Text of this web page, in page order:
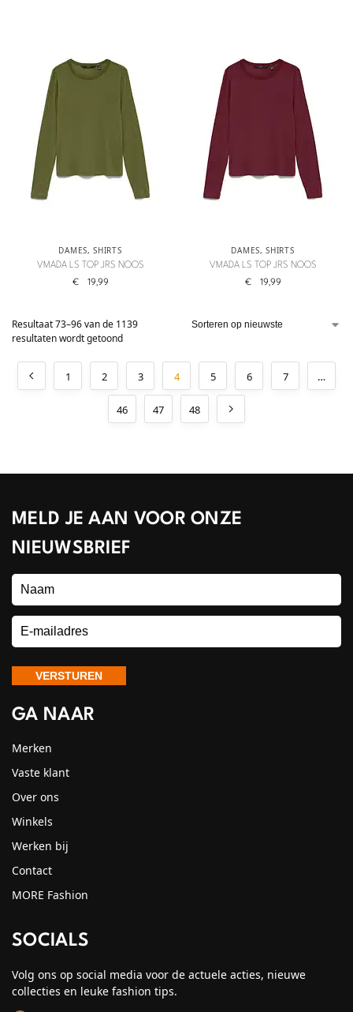
DAMES,SHIRTS
VMADA LS TOP JRS NOOS
€ 19,99
DAMES,SHIRTS
VMADA LS TOP JRS NOOS
€ 19,99
Resultaat 73–96 van de 1139
resultaten wordt getoond
1 2 3 4 5 6 7 …
46 47 48
MELD JE AAN VOOR ONZE
NIEUWSBRIEF
GA NAAR
Merken
Vaste klant
Over ons
Winkels
Werken bij
Contact
MORE Fashion
SOCIALS
Volg ons op social media voor de actuele acties, nieuwe
collecties en leuke fashion tips.